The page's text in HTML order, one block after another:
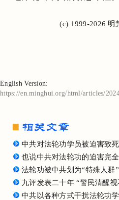
(c) 1999-2026 明
English Version:
https://en.minghui.org/html/articles/
中共对法轮功学员被迫害致
也说中共对法轮功的迫害完
法轮功被中共划为“特殊人群
九评发表二十年 “警民清醒视
中共以各种方式干扰法轮功